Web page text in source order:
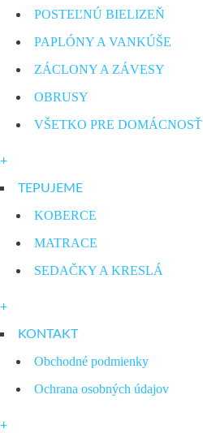
POSTEĽNÚ BIELIZEŇ
PAPLÓNY A VANKÚŠE
ZÁCLONY A ZÁVESY
OBRUSY
VŠETKO PRE DOMÁCNOSŤ
+
TEPUJEME
KOBERCE
MATRACE
SEDAČKY A KRESLÁ
+
KONTAKT
Obchodné podmienky
Ochrana osobných údajov
+